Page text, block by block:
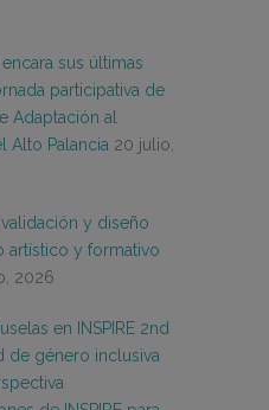
sus últimas
participativa de
Adaptación al
Alto Palancia 20 julio,
y diseño
artístico y formativo
2026
en INSPIRE 2nd
de género inclusiva